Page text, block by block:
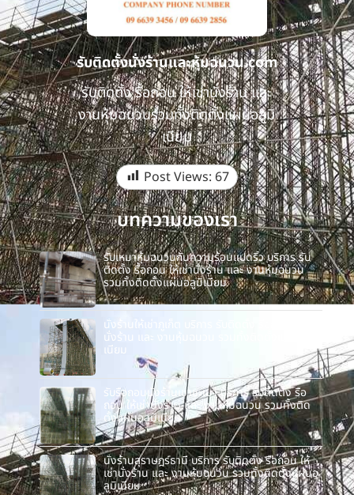
รับติดตั้งนั่งร้านและหุ้มฉนวน.com
รับติดตั้ง รื้อถอน ให้เช่านั่งร้าน และ
งานหุ้มฉนวนรวมทั้งติดตั้งแผ่นอลูมิ
เนียม
Post Views: 67
บทความของเรา
รับเหมาหุ้มฉนวนกันความร้อนแปดริ้ว บริการ รับ
ติดตั้ง รื้อถอน ให้เช่านั่งร้าน และ งานหุ้มฉนวน
รวมทั้งติดตั้งแผ่นอลูมิเนียม
นั่งร้านให้เช่าภูเก็ต บริการ รับติดตั้ง รื้อถอน ให้เช่า
นั่งร้าน และ งานหุ้มฉนวน รวมทั้งติดตั้งแผ่นอลูมิ
เนียม
รับรื้อถอนนั่งร้านเขาชะเมา บริการ รับติดตั้ง รื้อ
ถอน ให้เช่านั่งร้าน และ งานหุ้มฉนวน รวมทั้งติด
ตั้งแผ่นอลูมิเนียม
นั่งร้านสุราษฎร์ธานี บริการ รับติดตั้ง รื้อถอน ให้
เช่านั่งร้าน และ งานหุ้มฉนวน รวมทั้งติดตั้งแผ่นอ
ลูมิเนียม